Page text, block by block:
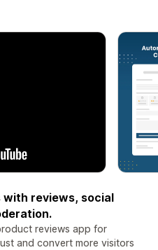
with reviews, social
reviews app for
and convert more visitors